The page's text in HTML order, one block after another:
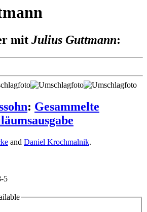
mit Julius Guttmann:
: Gesammelte
and Daniel Krochmalnik.
5